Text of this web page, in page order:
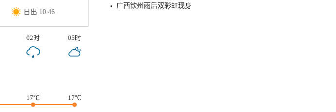
日出 10:46
02时 05时
17℃ 17℃
广西钦州雨后双彩虹现身